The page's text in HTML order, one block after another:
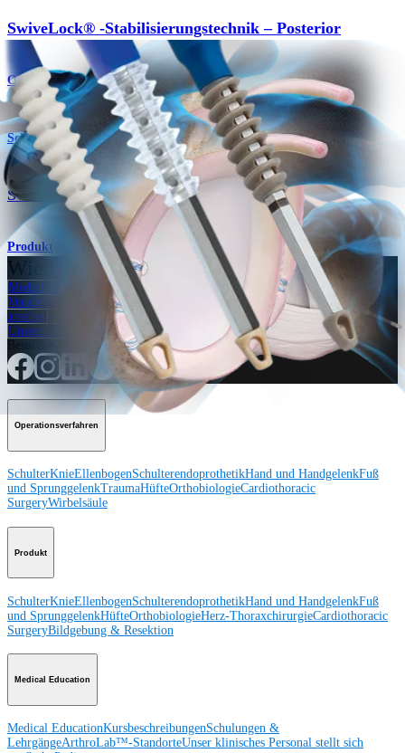
SwiveLock® -Stabilisierungstechnik – Posterior
Operationsverfahren
Schulter
SwiveLock® C-Anker
Produkt
Wie können wir Ihnen helfen?
Medizinproduktberater:in kontaktieren
Veranstaltungen, Lab-Vorführungen und Schulungsmöglichkeiten
ansehen
Unseren Newsletter abonnieren
Operationsverfahren
SchulterKnieEllenbogenSchulterendoprothetikHand und HandgelenkFuß
und SprunggelenkTraumaHüfteOrthobiologieCardiothoracic
SurgeryWirbelsäule
Produkt
SchulterKnieEllenbogenSchulterendoprothetikHand und HandgelenkFuß
und SprunggelenkHüfteOrthobiologieHerz-ThoraxchirurgieCardiothoracic
SurgeryBildgebung & Resektion
Medical Education
Medical EducationKursbeschreibungenSchulungen &
LehrgängeArthroLab™-StandorteUnser klinisches Personal stellt sich